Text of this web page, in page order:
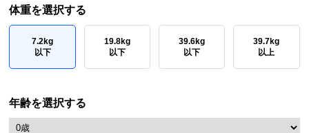
体重を選択する
7.2kg
以下
19.8kg
以下
39.6kg
以下
39.7kg
以上
年齢を選択する